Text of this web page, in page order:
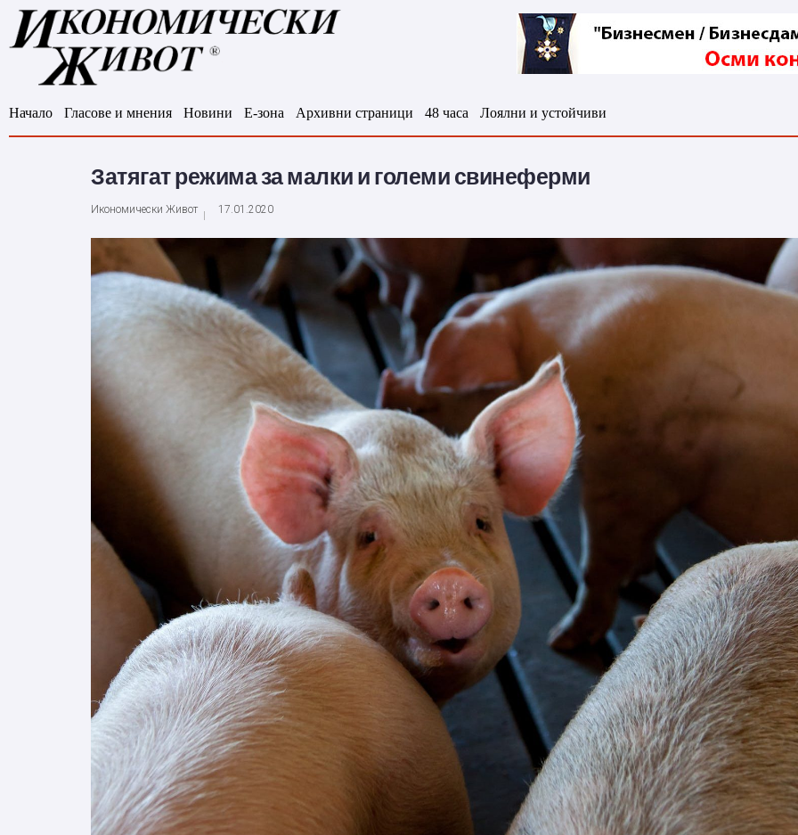
Начало Гласове и мнения Новини Е-зона Архивни страници 48 часа Лоялни и устойчиви
Затягат режима за малки и големи свинеферми
Икономически Живот 17.01.2020